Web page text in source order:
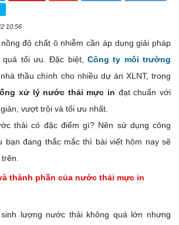
10:56
độ chất ô nhiễm cần áp dụng giải pháp
quả tối ưu. Đặc biệt, Công ty môi trường
thầu chính cho nhiều dự án XLNT, trong
xử lý nước thải mực in đạt chuẩn với
vượt trội và tối ưu nhất.
thải có đặc điểm gì? Nên sử dụng công
bạn đang thắc mắc thì bài viết hôm nay sẽ
thành phần của nước thải mực in
lượng nước thải không quá lớn nhưng